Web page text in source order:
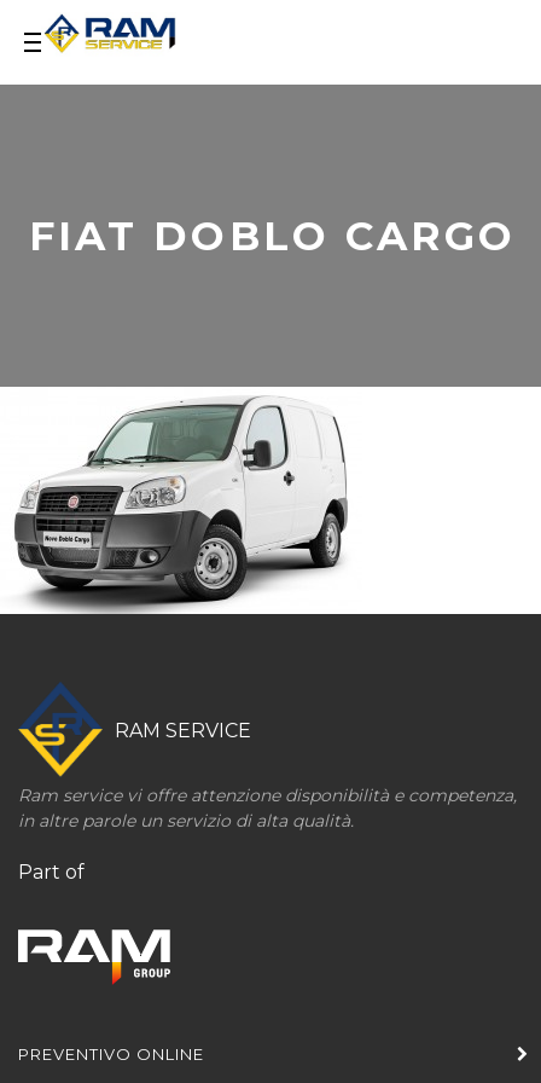
FIAT DOBLO CARGO
RAM SERVICE
Ram service vi offre attenzione disponibilità e competenza,
in altre parole un servizio di alta qualità.
Part of
PREVENTIVO ONLINE